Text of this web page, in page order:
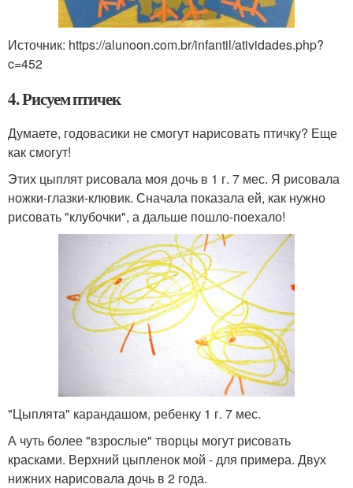
Источник: https://alunoon.com.br/infantil/atividades.php?
c=452
4. Рисуем птичек
Думаете, годовасики не смогут нарисовать птичку? Еще
как смогут!
Этих цыплят рисовала моя дочь в 1 г. 7 мес. Я рисовала
ножки-глазки-клювик. Сначала показала ей, как нужно
рисовать "клубочки", а дальше пошло-поехало!
"Цыплята" карандашом, ребенку 1 г. 7 мес.
А чуть более "взрослые" творцы могут рисовать
красками. Верхний цыпленок мой - для примера. Двух
нижних нарисовала дочь в 2 года.